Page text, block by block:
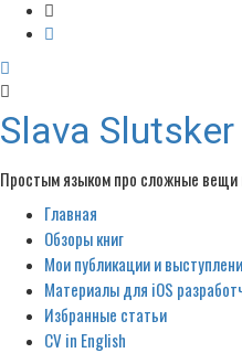
Slava Slutsker
Простым языком про сложные вещи
Primary
Menu
Главная
Обзоры книг
Мои публикации и
Материалы для iOS
Избранные статьи
CV in English